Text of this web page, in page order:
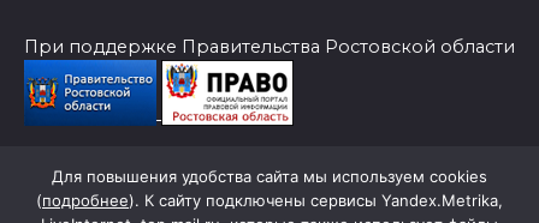
При поддержке Правительства Ростовской области
© 2026 Слава Труду
Для повышения удобства сайта мы используем cookies
(подробнее). К сайту подключены сервисы Yandex.Metrika,